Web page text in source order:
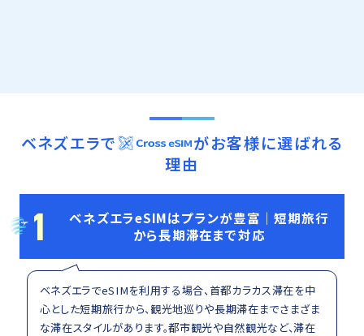
ベネズエラで
がお客様に選ばれる
理由
1
ベネズエラeSIMはプランが豊富｜短期旅行
から長期滞在まで対応
ベネズエラでeSIMを利用する場合、首都カラカス滞在を中
心とした短期旅行から、観光地巡りや長期滞在までさまざま
な滞在スタイルがあります。都市観光や自然観光など、滞在